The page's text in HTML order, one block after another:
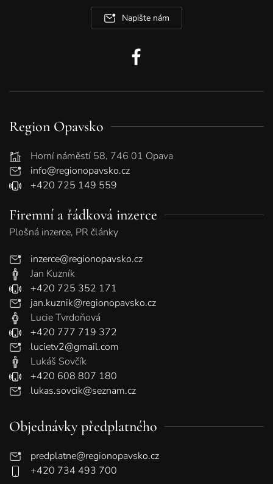
Napište nám
Region Opavsko
Horní náměstí 58, 746 01 Opava
info@regionopavsko.cz
+420 725 149 559
Firemní a řádková inzerce
Plošná inzerce, PR články
inzerce@regionopavsko.cz
Jan Kuzník
+420 725 352 171
jan.kuznik@regionopavsko.cz
Lucie Tvrdoňová
+420 777 719 372
lucietv2@gmail.com
Lukáš Sovčík
+420 608 807 180
lukas.sovcik@seznam.cz
Objednávky předplatného
predplatne@regionopavsko.cz
+420 734 493 700